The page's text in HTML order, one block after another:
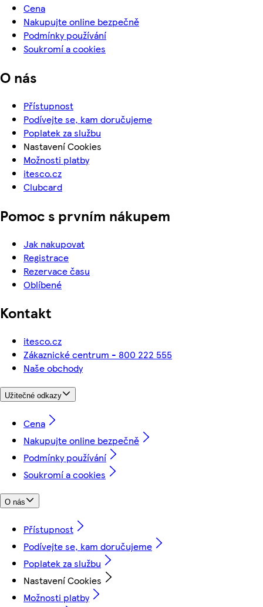
Cena
Nakupujte online bezpečně
Podmínky používání
Soukromí a cookies
O nás
Přístupnost
Podívejte se, kam doručujeme
Poplatek za službu
Nastavení Cookies
Možnosti platby
itesco.cz
Clubcard
Pomoc s prvním nákupem
Jak nakupovat
Registrace
Rezervace času
Oblíbené
Kontakt
itesco.cz
Zákaznické centrum - 800 222 555
Naše obchody
Užitečné odkazy
Cena
Nakupujte online bezpečně
Podmínky používání
Soukromí a cookies
O nás
Přístupnost
Podívejte se, kam doručujeme
Poplatek za službu
Nastavení Cookies
Možnosti platby